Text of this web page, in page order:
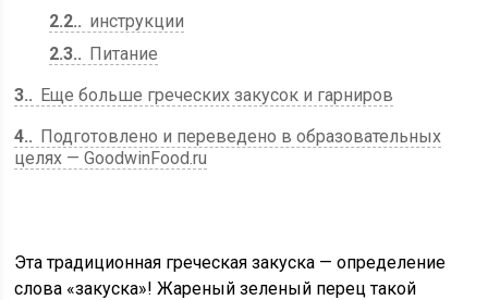
2.2.
инструкции
2.3.
Питание
3.
Еще больше греческих закусок и гарниров
4.
Подготовлено и переведено в образовательных
целях — GoodwinFood.ru
Эта традиционная греческая закуска — определение
слова «закуска»! Жареный зеленый перец такой